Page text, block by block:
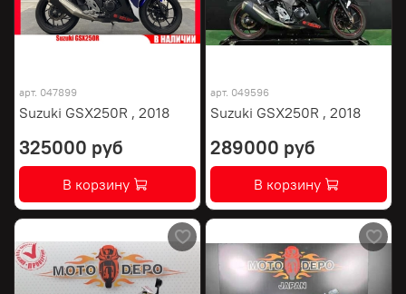
арт. 047899
Suzuki GSX250R , 2018
325000 руб
В корзину
арт. 049596
Suzuki GSX250R , 2018
289000 руб
В корзину